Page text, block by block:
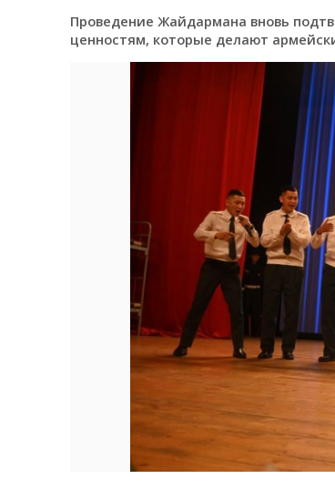
Проведение Жайдармана вновь
ценностям, которые делают